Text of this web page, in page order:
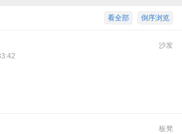
倒序浏览
看全部
沙发
板凳